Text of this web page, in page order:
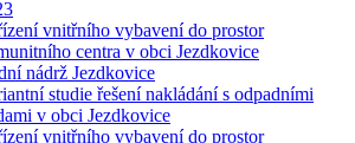
vnitřního vybavení do prostor
centra v obci Jezdkovice
nádrž Jezdkovice
studie řešení nakládání s odpadními
v obci Jezdkovice
vnitřního vybavení do prostor